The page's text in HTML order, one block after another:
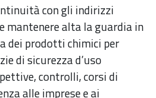
con gli indirizzi
mantenere alta la guardia in
dei prodotti chimici per
di sicurezza d’uso
controlli, corsi di
alle imprese e ai